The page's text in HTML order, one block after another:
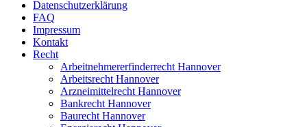
Datenschutzerklärung
FAQ
Impressum
Kontakt
Recht
Arbeitnehmererfinderrecht Hannover
Arbeitsrecht Hannover
Arzneimittelrecht Hannover
Bankrecht Hannover
Baurecht Hannover